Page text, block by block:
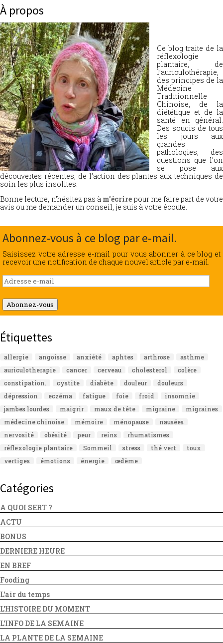
À propos
Ce blog traite de la
réflexologie
plantaire, de
l’auriculothérapie,
des principes de la
Médecine
Traditionnelle
Chinoise, de la
diététique et de la
santé en général.
Des soucis de tous
les jours aux
grandes
pathologies, des
questions que l’on
se pose aux
découvertes récentes, de l’action des plantes aux techniques de
soin les plus insolites.
Bonne lecture, n’hésitez pas à m’écrire pour me faire part de votre
avis ou me demander un conseil, je suis à votre écoute.
Abonnez-vous à ce blog par e-mail.
Saisissez votre adresse e-mail pour vous abonner à ce blog et
recevoir une notification de chaque nouvel article par e-mail.
Adresse
e-
mail
Abonnez-vous
Étiquettes
allergie angoisse anxiété aphtes arthrose
asthme
auriculotherapie
cancer cerveau cholesterol
colère
constipation.
cystite diabète douleur
douleurs
dépression
eczéma fatigue foie froid
insomnie
jambes lourdes
maigrir maux de tête migraine
migraines
médecine chinoise
mémoire ménopause
nausées
nervosité
obésité peur reins
rhumatismes
réflexologie plantaire
Sommeil stress thé vert
toux
vertiges
émotions énergie œdème
Catégories
A QUOI SERT ?
ACTU
BONUS
DERNIERE HEURE
EN BREF
Fooding
L'air du temps
L'HISTOIRE DU MOMENT
L'INFO DE LA SEMAINE
LA PLANTE DE LA SEMAINE